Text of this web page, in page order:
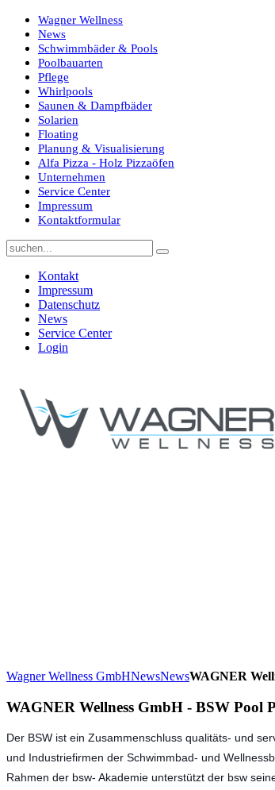
Wagner Wellness
News
Schwimmbäder & Pools
Poolbauarten
Pflege
Whirlpools
Saunen & Dampfbäder
Solarien
Floating
Planung & Visualisierung
Alfa Pizza - Holz Pizzaöfen
Unternehmen
Service Center
Impressum
Kontaktformular
Kontakt
Impressum
Datenschutz
News
Service Center
Login
Wagner Wellness GmbHNewsNewsWAGNER
WAGNER Wellness GmbH - BSW Pool
Der BSW ist ein Zusammenschluss qualitäts- und
und Industriefirmen der Schwimmbad- und
Rahmen der bsw- Akademie unterstützt der bsw